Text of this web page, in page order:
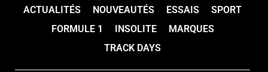
ACTUALITÉS NOUVEAUTÉS ESSAIS
SPORT
FORMULE 1
INSOLITE
MARQUES
TRACK DAYS